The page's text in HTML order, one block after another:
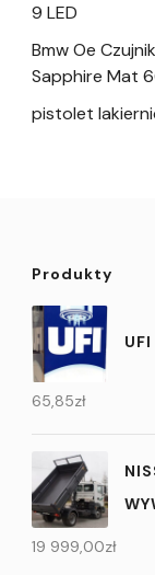
9 LED
Bmw Oe
Sapphire Mat
pistolet
Produkty
65,85zł
19 999,00zł